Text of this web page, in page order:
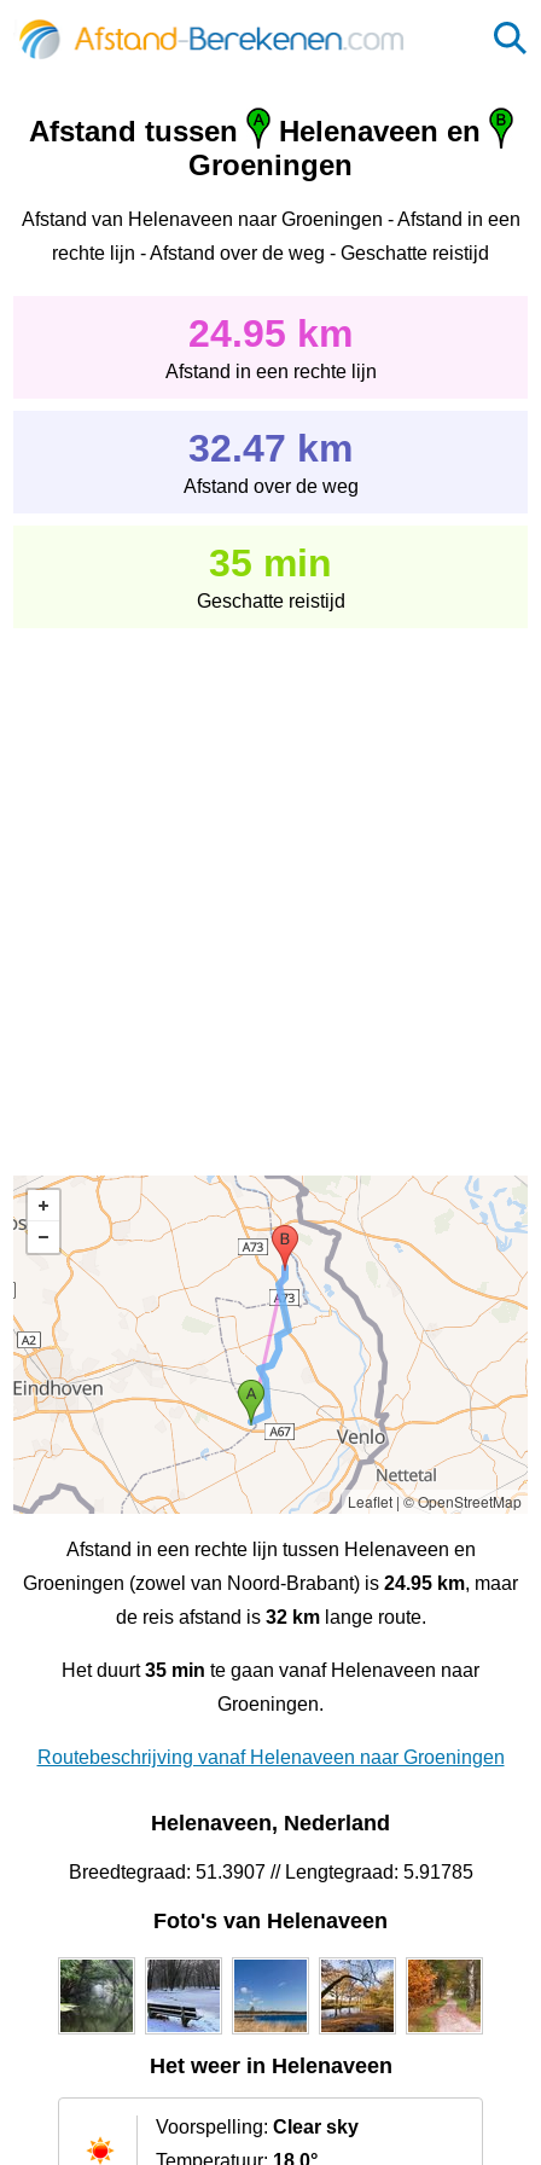
Afstand tussen
Helenaveen en
Groeningen
Afstand van Helenaveen naar Groeningen - Afstand in een
rechte lijn - Afstand over de weg - Geschatte reistijd
24.95 km
Afstand in een rechte lijn
32.47 km
Afstand over de weg
35 min
Geschatte reistijd
Leaflet| © OpenStreetMap
Afstand in een rechte lijn tussen Helenaveen en
Groeningen (zowel van Noord-Brabant) is 24.95 km, maar
de reis afstand is 32 kmlange route.
Het duurt35 min te gaan vanaf Helenaveen naar
Groeningen.
Routebeschrijving vanaf Helenaveen naar Groeningen
Helenaveen, Nederland
Breedtegraad: 51.3907 // Lengtegraad: 5.91785
Foto's van Helenaveen
Het weer in Helenaveen
Voorspelling: Clear sky